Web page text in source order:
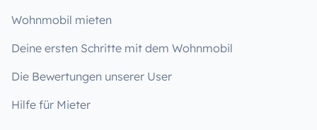
Wohnmobil mieten
Deine ersten Schritte mit dem Wohnmobil
Die Bewertungen unserer User
Hilfe für Mieter